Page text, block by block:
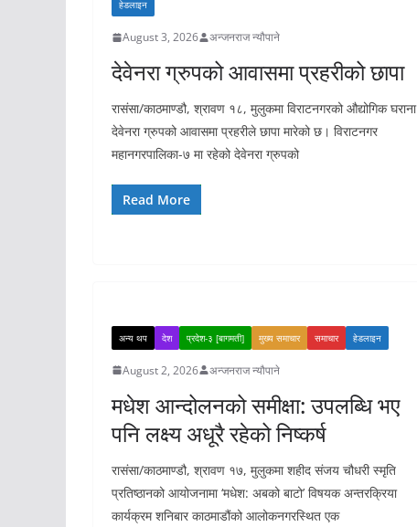
हेडलाइन
August 3, 2026 अन्जनराज न्यौपाने
देवेनरा ग्रुपको आवासमा प्रहरीको छापा
रासंसा/काठमाण्डौ, श्रावण १८, मुलुकमा विराटनगरको औद्योगिक घराना
देवेनरा ग्रुपको आवासमा प्रहरीले छापा मारेको छ। विराटनगर
महानगरपालिका-७ मा रहेको देवेनरा ग्रुपको
Read More
अन्य थप देश प्रदेश-३ [बागमती] मुख्य समाचार समाचार हेडलाइन
August 2, 2026 अन्जनराज न्यौपाने
मधेश आन्दोलनको समीक्षा: उपलब्धि भए
पनि लक्ष्य अधूरै रहेको निष्कर्ष
रासंसा/काठमाण्डौ, श्रावण १७, मुलुकमा शहीद संजय चौधरी स्मृति
प्रतिष्ठानको आयोजनामा ‘मधेश: अबको बाटो’ विषयक अन्तरक्रिया
कार्यक्रम शनिबार काठमाडौंको आलोकनगरस्थित एक